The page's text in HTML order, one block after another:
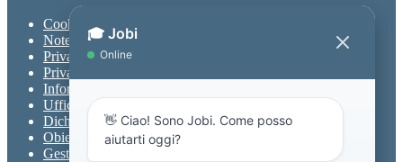
Cookie policy
Note legali
Privacy
Privacy Policy
Informativa Privacy chatbot Jobi
Ufficio Relazioni con il Pubblico
Dichiarazione di accessibilità
Obiettivi di accessibilità
Gestione consensi cookie